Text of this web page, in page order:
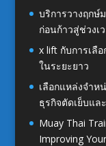
บริการวางฤกษ์
ก่อนก้าวสู่ช่วง
x lift กับการเลื
ในระยะยาว
เลือกแหล่งจำ
ธุรกิจตัดเย็บแ
Muay Thai
Improving